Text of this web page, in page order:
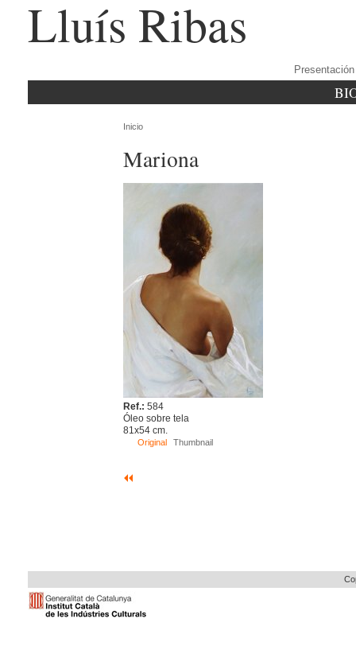
Lluís Ribas
Inicio
Mariona
Ref.: 584
Óleo sobre tela
81x54 cm.
Original Thumbnail
Presentación